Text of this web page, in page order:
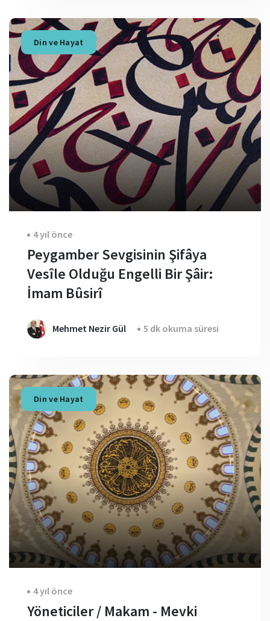
Din ve Hayat
4 yıl önce
Peygamber Sevgisinin Şifâya
Vesîle Olduğu Engelli Bir Şâir:
İmam Bûsirî
Mehmet Nezir Gül 5 dk okuma süresi
Din ve Hayat
4 yıl önce
Yöneticiler / Makam - Mevki